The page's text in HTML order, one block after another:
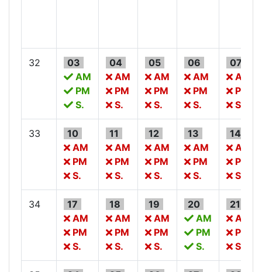
32
03
AM
PM
S.
04
AM
PM
S.
05
AM
PM
S.
06
AM
PM
S.
07
AM
PM
S.
33
10
AM
PM
S.
11
AM
PM
S.
12
AM
PM
S.
13
AM
PM
S.
14
AM
PM
S.
34
17
AM
PM
S.
18
AM
PM
S.
19
AM
PM
S.
20
AM
PM
S.
21
AM
PM
S.